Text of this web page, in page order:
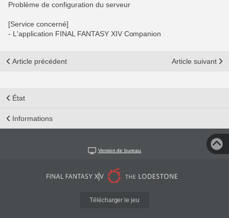
Problème de configuration du serveur
[Service concerné]
- L'application FINAL FANTASY XIV Companion
Article précédent Article suivant
État
Informations
Version de bureau
Télécharger le jeu